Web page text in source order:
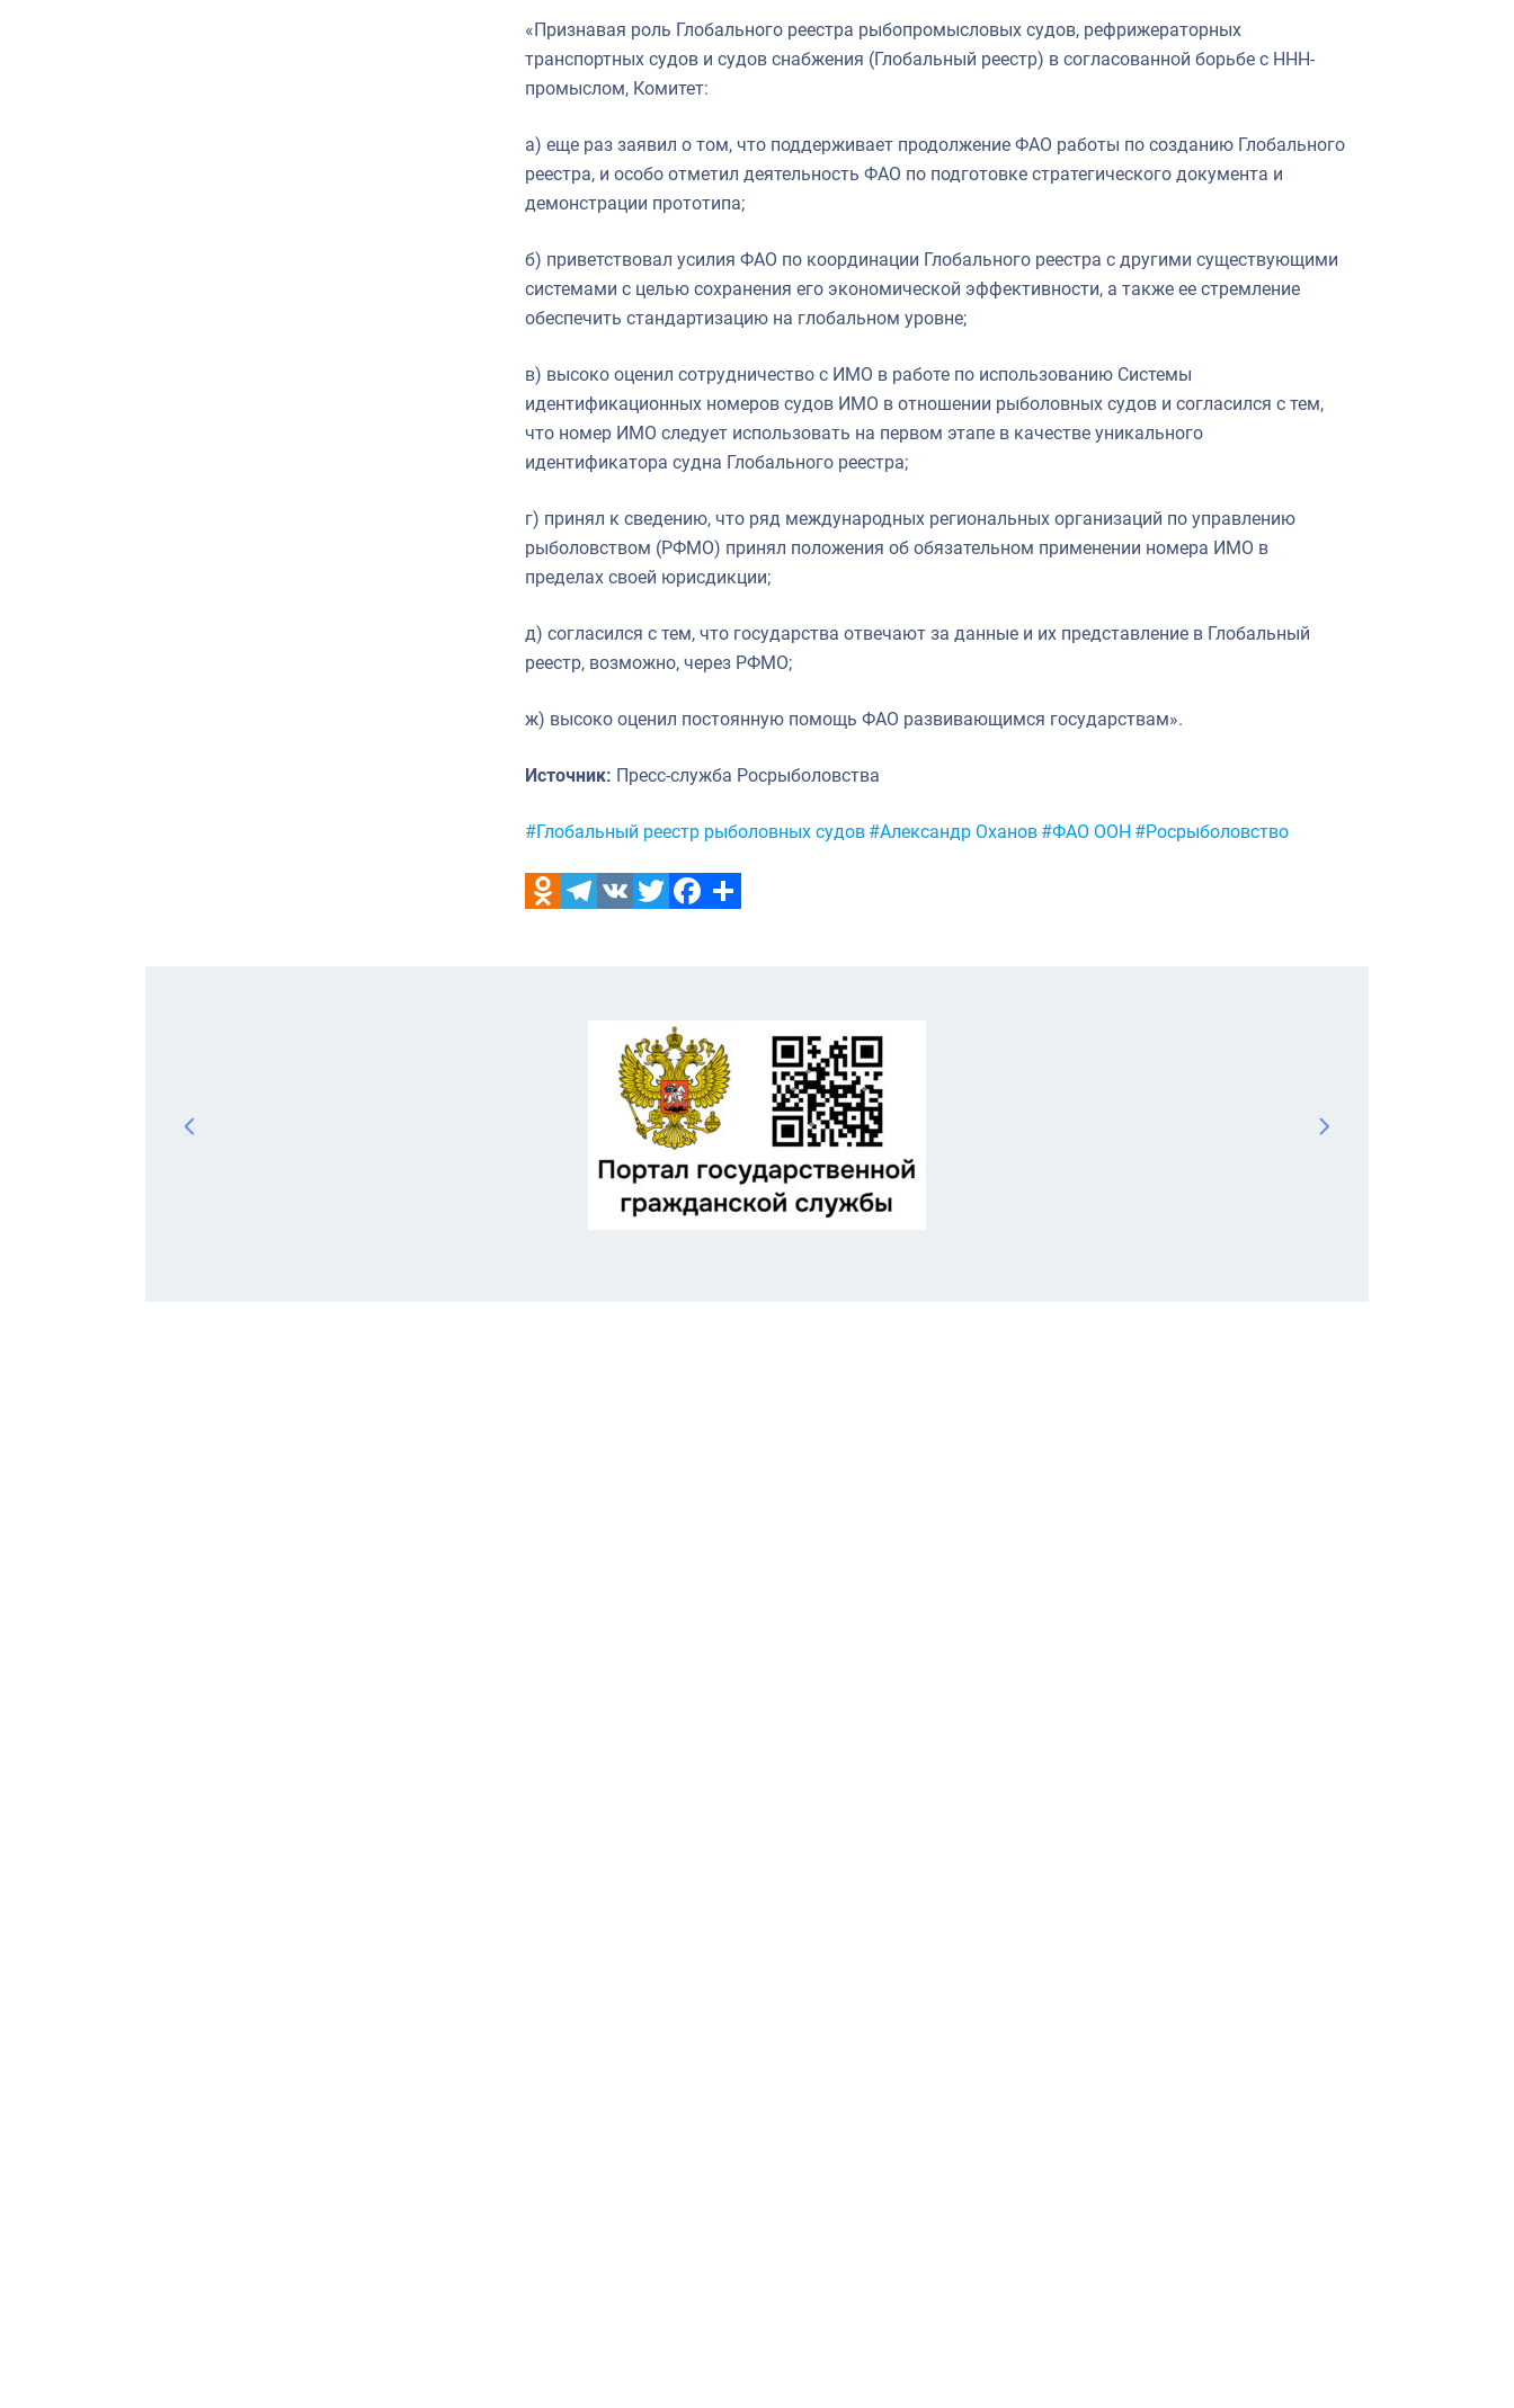
«Признавая роль Глобального реестра рыбопромысловых судов, рефрижераторных
транспортных судов и судов снабжения (Глобальный реестр) в согласованной борьбе с ННН-
промыслом, Комитет:
а) еще раз заявил о том, что поддерживает продолжение ФАО работы по созданию Глобального
реестра, и особо отметил деятельность ФАО по подготовке стратегического документа и
демонстрации прототипа;
б) приветствовал усилия ФАО по координации Глобального реестра с другими существующими
системами с целью сохранения его экономической эффективности, а также ее стремление
обеспечить стандартизацию на глобальном уровне;
в) высоко оценил сотрудничество с ИМО в работе по использованию Системы
идентификационных номеров судов ИМО в отношении рыболовных судов и согласился с тем,
что номер ИМО следует использовать на первом этапе в качестве уникального
идентификатора судна Глобального реестра;
г) принял к сведению, что ряд международных региональных организаций по управлению
рыболовством (РФМО) принял положения об обязательном применении номера ИМО в
пределах своей юрисдикции;
д) согласился с тем, что государства отвечают за данные и их представление в Глобальный
реестр, возможно, через РФМО;
ж) высоко оценил постоянную помощь ФАО развивающимся государствам».
Источник: Пресс-служба Росрыболовства
Метки:
#Глобальный реестр рыболовных судов #Александр Оханов #ФАО ООН #Росрыболовство